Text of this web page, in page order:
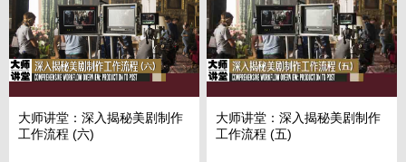
大师讲堂：深入揭秘美剧制作
工作流程 (六)
大师讲堂：深入揭秘美剧制作
工作流程 (五)